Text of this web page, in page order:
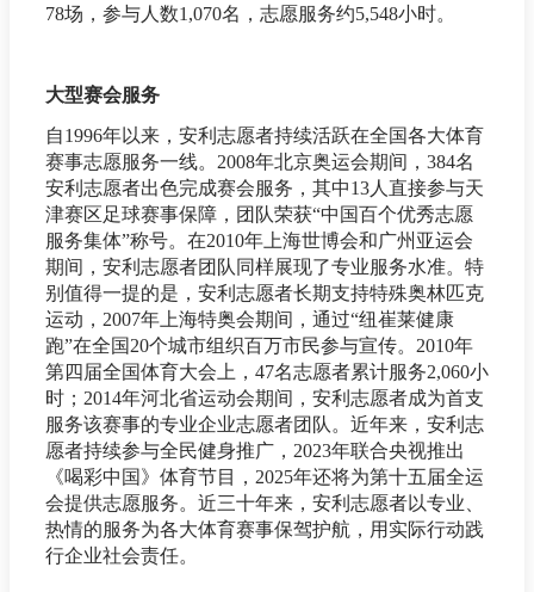
78场，参与人数1,070名，志愿服务约5,548小时。
大型赛会服务
自1996年以来，安利志愿者持续活跃在全国各大体育
赛事志愿服务一线。2008年北京奥运会期间，384名
安利志愿者出色完成赛会服务，其中13人直接参与天
津赛区足球赛事保障，团队荣获“中国百个优秀志愿
服务集体”称号。在2010年上海世博会和广州亚运会
期间，安利志愿者团队同样展现了专业服务水准。特
别值得一提的是，安利志愿者长期支持特殊奥林匹克
运动，2007年上海特奥会期间，通过“纽崔莱健康
跑”在全国20个城市组织百万市民参与宣传。2010年
第四届全国体育大会上，47名志愿者累计服务2,060小
时；2014年河北省运动会期间，安利志愿者成为首支
服务该赛事的专业企业志愿者团队。近年来，安利志
愿者持续参与全民健身推广，2023年联合央视推出
《喝彩中国》体育节目，2025年还将为第十五届全运
会提供志愿服务。近三十年来，安利志愿者以专业、
热情的服务为各大体育赛事保驾护航，用实际行动践
行企业社会责任。